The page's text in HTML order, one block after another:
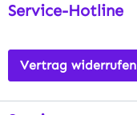
Service-Hotline
Vertrag widerrufen